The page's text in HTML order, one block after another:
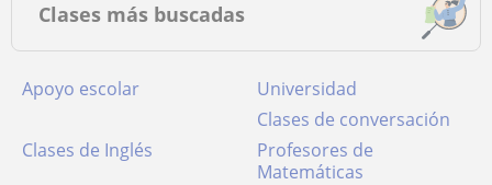
Clases más buscadas
Apoyo escolar
Universidad
Clases de conversación
Clases de Inglés
Profesores de
Matemáticas